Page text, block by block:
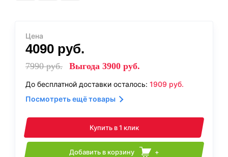
Цена
4090 руб.
7990руб. Выгода 3900 руб.
До бесплатной доставки осталось: 1909 руб.
Посмотреть ещё товары
Купить в 1 клик
Добавить в корзину +